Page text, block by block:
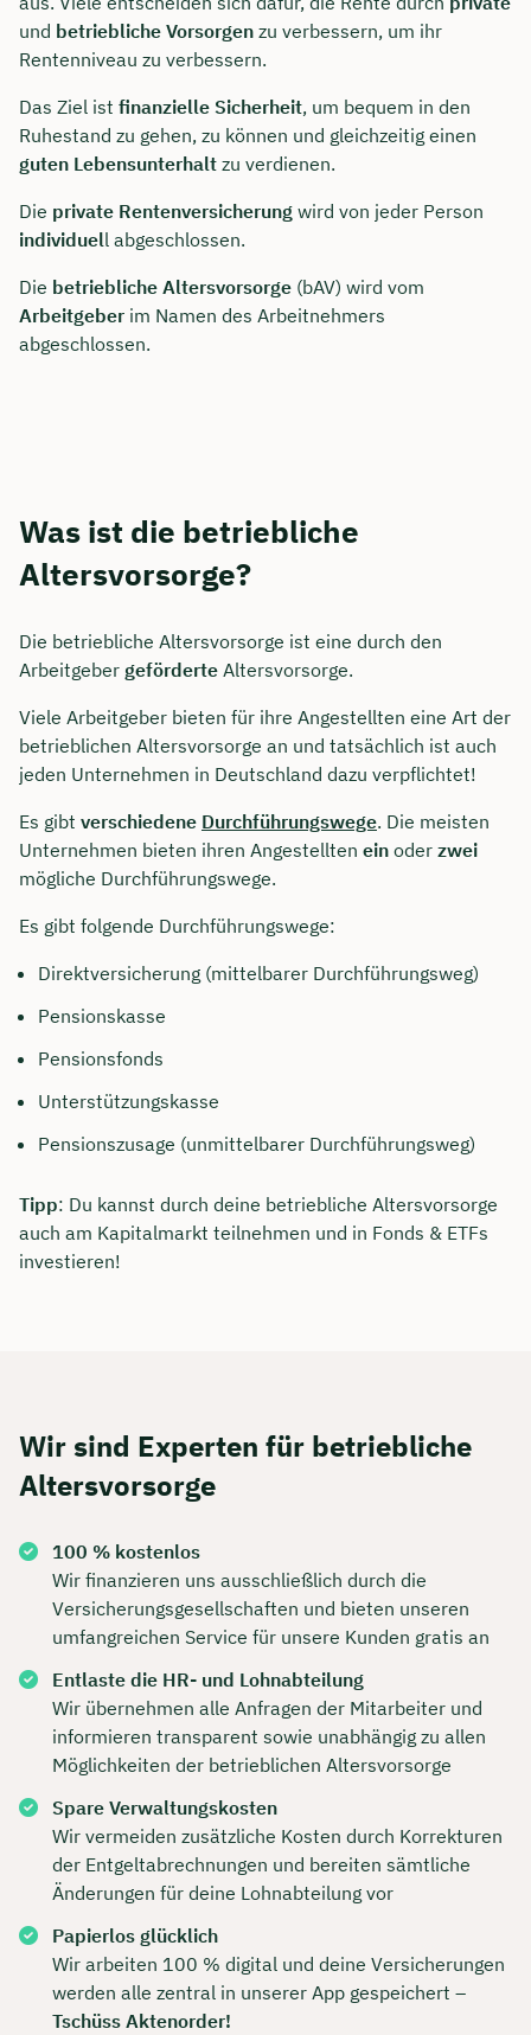
und betriebliche Vorsorgen zu verbessern, um ihr
Rentenniveau zu verbessern.
Das Ziel ist finanzielle Sicherheit, um bequem in den
Ruhestand zu gehen, zu können und gleichzeitig einen
guten Lebensunterhalt zu verdienen.
Die private Rentenversicherung wird von jeder Person
individuell abgeschlossen.
Die betriebliche Altersvorsorge (bAV) wird vom
Arbeitgeber im Namen des Arbeitnehmers
abgeschlossen.
Was ist die betriebliche
Altersvorsorge?
Die betriebliche Altersvorsorge ist eine durch den
Arbeitgeber geförderte Altersvorsorge.
Viele Arbeitgeber bieten für ihre Angestellten eine Art der
betrieblichen Altersvorsorge an und tatsächlich ist auch
jeden Unternehmen in Deutschland dazu verpflichtet!
Es gibt verschiedene Durchführungswege. Die meisten
Unternehmen bieten ihren Angestellten ein oder zwei
mögliche Durchführungswege.
Es gibt folgende Durchführungswege:
Direktversicherung (mittelbarer Durchführungsweg)
Pensionskasse
Pensionsfonds
Unterstützungskasse
Pensionszusage (unmittelbarer Durchführungsweg)
Tipp: Du kannst durch deine betriebliche Altersvorsorge
auch am Kapitalmarkt teilnehmen und in Fonds & ETFs
investieren!
Wir sind Experten für betriebliche
Altersvorsorge
100 % kostenlos
Wir finanzieren uns ausschließlich durch die
Versicherungsgesellschaften und bieten unseren
umfangreichen Service für unsere Kunden gratis an
Entlaste die HR- und Lohnabteilung
Wir übernehmen alle Anfragen der Mitarbeiter und
informieren transparent sowie unabhängig zu allen
Möglichkeiten der betrieblichen Altersvorsorge
Spare Verwaltungskosten
Wir vermeiden zusätzliche Kosten durch Korrekturen
der Entgeltabrechnungen und bereiten sämtliche
Änderungen für deine Lohnabteilung vor
Papierlos glücklich
Wir arbeiten 100 % digital und deine Versicherungen
werden alle zentral in unserer App gespeichert –
Tschüss Aktenorder!